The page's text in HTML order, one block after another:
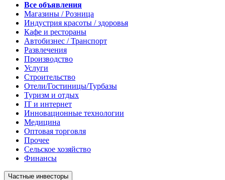
Все объявления
Магазины / Розница
Индустрия красоты / здоровья
Кафе и рестораны
Автобизнес / Транспорт
Развлечения
Производство
Услуги
Строительство
Отели/Гостиницы/Турбазы
Туризм и отдых
IT и интернет
Инновационные технологии
Медицина
Оптовая торговля
Прочее
Сельское хозяйство
Финансы
Частные инвесторы